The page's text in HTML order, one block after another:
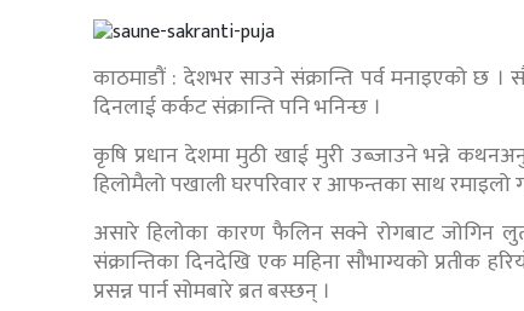
काठमाडौं : देशभर साउने संक्रान्ति पर्व मनाइएको छ ।
दिनलाई कर्कट संक्रान्ति पनि भनिन्छ ।
कृषि प्रधान देशमा मुठी खाई मुरी उब्जाउने भन्ने
हिलोमैलो पखाली घरपरिवार र आफन्तका साथ
असारे हिलोका कारण फैलिन सक्ने रोगबाट जोगिन
संक्रान्तिका दिनदेखि एक महिना सौभाग्यको प्रतीक
प्रसन्न पार्न सोमबारे ब्रत बस्छन् ।